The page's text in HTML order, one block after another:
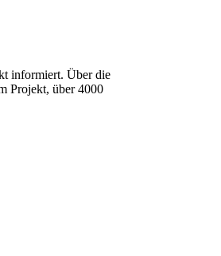
informiert. Über die
Projekt, über 4000